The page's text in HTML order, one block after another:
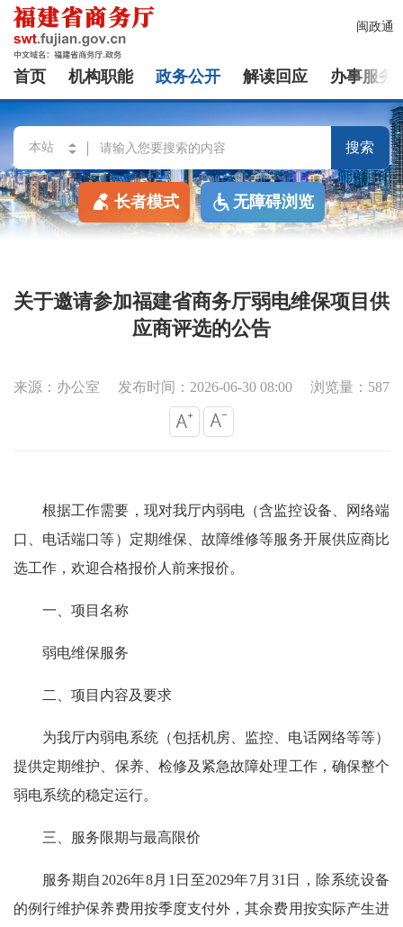
闽政通
首页 机构职能 政务公开 解读回应 办事服务
搜索
长者模式 无障碍浏览
关于邀请参加福建省商务厅弱电维保项目供
应商评选的公告
来源：办公室 发布时间：2026-06-30 08:00 浏览量：587
根据工作需要，现对我厅内弱电（含监控设备、网络端
口、电话端口等）定期维保、故障维修等服务开展供应商比
选工作，欢迎合格报价人前来报价。
一、项目名称
弱电维保服务
二、项目内容及要求
为我厅内弱电系统（包括机房、监控、电话网络等等）
提供定期维护、保养、检修及紧急故障处理工作，确保整个
弱电系统的稳定运行。
三、服务限期与最高限价
服务期自2026年8月1日至2029年7月31日，除系统设备
的例行维护保养费用按季度支付外，其余费用按实际产生进